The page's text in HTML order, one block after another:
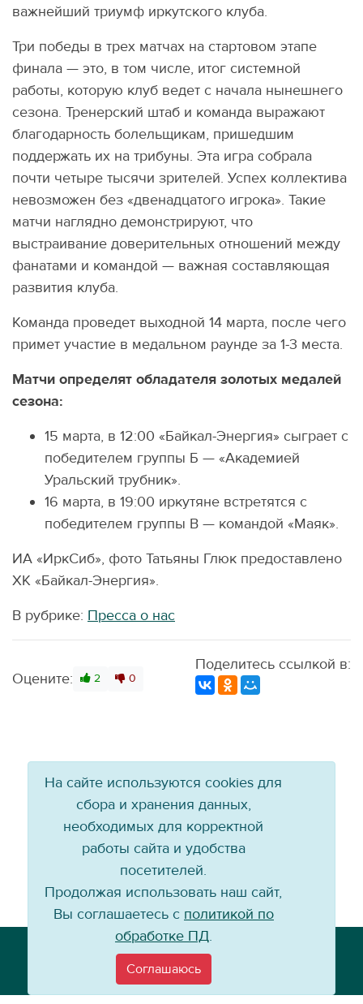
важнейший триумф иркутского клуба.
Три победы в трех матчах на стартовом этапе
финала — это, в том числе, итог системной
работы, которую клуб ведет с начала нынешнего
сезона. Тренерский штаб и команда выражают
благодарность болельщикам, пришедшим
поддержать их на трибуны. Эта игра собрала
почти четыре тысячи зрителей. Успех коллектива
невозможен без «двенадцатого игрока». Такие
матчи наглядно демонстрируют, что
выстраивание доверительных отношений между
фанатами и командой — важная составляющая
развития клуба.
Команда проведет выходной 14 марта, после чего
примет участие в медальном раунде за 1-3 места.
Матчи определят обладателя золотых медалей
сезона:
15 марта, в 12:00 «Байкал-Энергия» сыграет с
победителем группы Б — «Академией
Уральский трубник».
16 марта, в 19:00 иркутяне встретятся с
победителем группы В — командой «Маяк».
ИА «ИркСиб», фото Татьяны Глюк предоставлено
ХК «Байкал-Энергия».
В рубрике: Пресса о нас
Оцените: 2 0
Поделитесь ссылкой в:
Email:info@baikal-energy.ru
На сайте используются cookies для
сбора и хранения данных,
необходимых для корректной
работы сайта и удобства
посетителей.
Продолжая использовать наш сайт,
Вы соглашаетесь с политикой по
обработке ПД.
Соглашаюсь